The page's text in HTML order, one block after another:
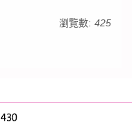
瀏覽數: 425